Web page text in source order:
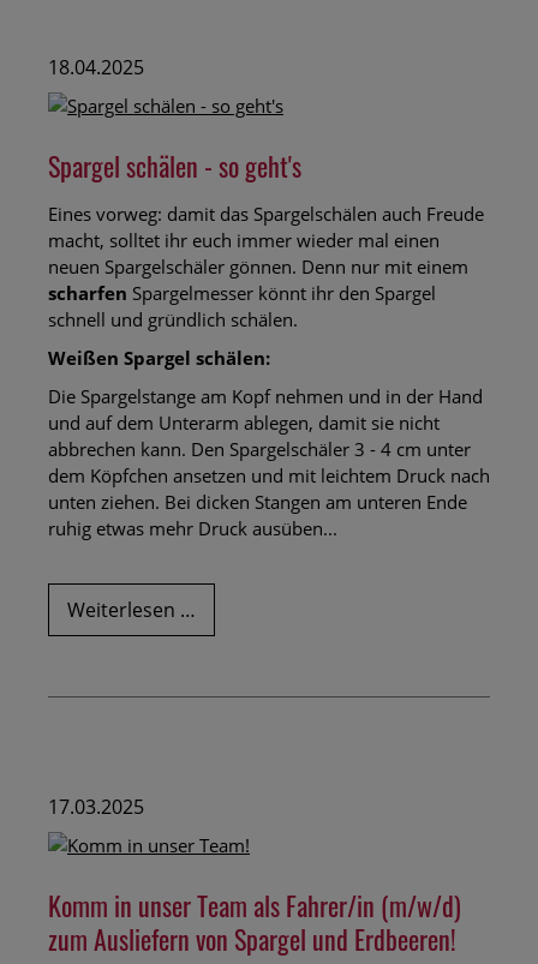
18.04.2025
Spargel schälen - so geht's
Eines vorweg: damit das Spargelschälen auch Freude
macht, solltet ihr euch immer wieder mal einen
neuen Spargelschäler gönnen. Denn nur mit einem
scharfen Spargelmesser könnt ihr den Spargel
schnell und gründlich schälen.
Weißen Spargel schälen:
Die Spargelstange am Kopf nehmen und in der Hand
und auf dem Unterarm ablegen, damit sie nicht
abbrechen kann. Den Spargelschäler 3 - 4 cm unter
dem Köpfchen ansetzen und mit leichtem Druck nach
unten ziehen. Bei dicken Stangen am unteren Ende
ruhig etwas mehr Druck ausüben...
Weiterlesen …
schälen
17.03.2025
Komm in unser Team als Fahrer/in (m/w/d)
zum Ausliefern von Spargel und Erdbeeren!